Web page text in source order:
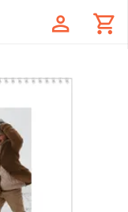
profile shopping_cart